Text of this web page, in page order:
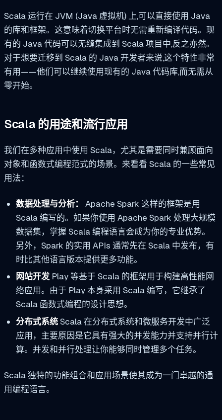
Scala 运行在 JVM (Java 虚拟机) 上,可以直接使用 Java
的库和框架。这意味着切换平台时无需重新编译代码。现
有的 Java 代码可以无缝集成到 Scala 项目中,反之亦然。
对于想要迁移到 Scala 的 Java 开发者来说,这个特性非常
有用——他们可以继续使用现有的 Java 代码库,而无需从
零开始。
Scala 的用途和流行应用
我们在多种应用中使用 Scala，尤其是需要同时兼顾面向
对象和函数式编程范式的场景。来看看 Scala 的一些常见
用法：
数据处理与分析：
Apache Spark 这样的框架是用
Scala 编写的。如果你使用 Apache Spark 处理大规模
数据集，掌握 Scala 编程语言会成为你的专业优势。
另外，Spark 的实用 APIs 通常先在 Scala 中发布，有
时比其他语言版本提供更多功能。
网站开发Play 等基于 Scala 的框架用于构建高性能网
络应用。由于 Play 本身采用 Scala 编写，它继承了
Scala 函数式编程的设计思想。
分布式系统Scala 在分布式系统和微服务开发中广泛
应用，主要原因是它具有强大的并发能力并支持并行计
算。并发和并行处理让你能够同时管理多个任务。
Scala 独特的功能组合和应用场景使其成为一门卓越的通
用编程语言。